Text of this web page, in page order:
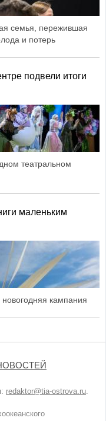
семья, пережившая
и потерь
подвели итоги
театральном
маленьким
кампания
redaktor@tia-ostrova.ru.